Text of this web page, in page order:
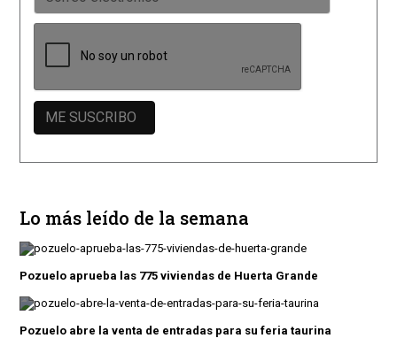
Lo más leído de la semana
Pozuelo aprueba las 775 viviendas de Huerta Grande
Pozuelo abre la venta de entradas para su feria taurina